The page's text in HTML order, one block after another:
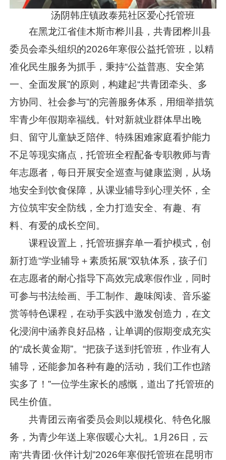
汤阴韩庄镇政泰苑社区爱心托管班
在黑龙江省佳木斯市桦川县，共青团桦川县
委员会牵头组织的2026年寒假公益托管班，以精
准化民生服务为抓手，秉持“公益普惠、安全第
一、全面发展”的原则，构建起“共青团牵头、多
方协同、社会参与”的完善服务体系，用细举措筑
牢青少年假期幸福线。针对新就业群体早出晚
归、留守儿童缺乏陪伴、特殊困难家庭看护能力
不足等现实痛点，托管班全程配备专职教师与青
年志愿者，每日开展安全巡查与健康监测，从场
地安全到饮食保障，从课业辅导到心理关怀，全
方位筑牢安全防线，全力打造安全、有趣、有
料、有爱的成长空间。
课程设置上，托管班摒弃单一看护模式，创
新打造“学业辅导＋素质拓展”双轨体系，孩子们
在志愿者的耐心指导下高效完成寒假作业，同时
可参与书法绘画、手工制作、趣味阅读、音乐鉴
赏等特色课程，在动手实践中激发创造力，在文
化浸润中涵养良好品格，让单调的假期变成充实
的“成长黄金期”。“把孩子送到托管班，作业有人
辅导，还能参加各种有趣的活动，我们工作也踏
实多了！”一位学生家长的感慨，道出了托管班的
民生价值。
共青团云南省委员会则以规模化、特色化服
务，为青少年送上寒假暖心大礼。1月26日，云
南“共青团·伙伴计划”2026年寒假托管班在昆明市